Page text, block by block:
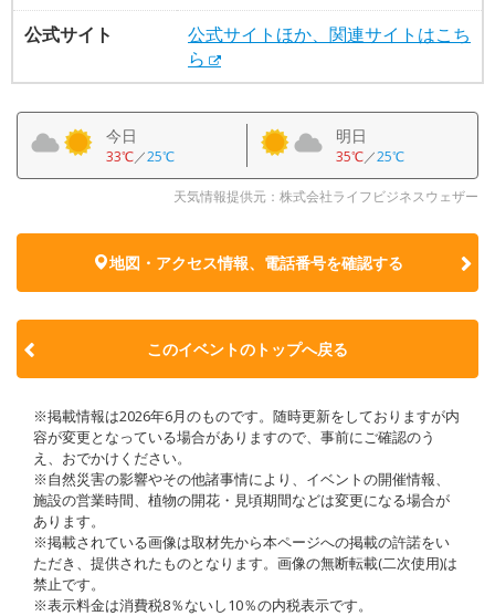
公式サイト
公式サイトほか、関連サイトはこち
ら
今日
33℃／25℃
明日
35℃／25℃
天気情報提供元：株式会社ライフビジネスウェザー
地図・アクセス情報、電話番号を確認する
このイベントのトップへ戻る
※掲載情報は2026年6月のものです。随時更新をしておりますが内
容が変更となっている場合がありますので、事前にご確認のう
え、おでかけください。
※自然災害の影響やその他諸事情により、イベントの開催情報、
施設の営業時間、植物の開花・見頃期間などは変更になる場合が
あります。
※掲載されている画像は取材先から本ページへの掲載の許諾をい
ただき、提供されたものとなります。画像の無断転載(二次使用)は
禁止です。
※表示料金は消費税8％ないし10％の内税表示です。